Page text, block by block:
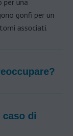
per una
gonfi per un
associati.
di